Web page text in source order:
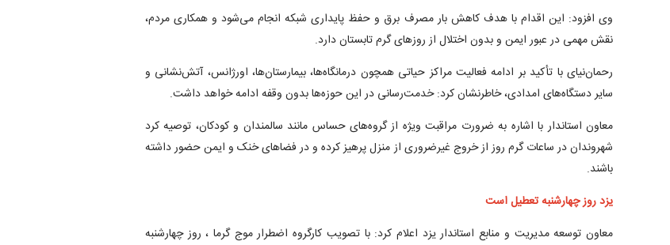
وی افزود: این اقدام با هدف کاهش بار مصرف برق و حفظ پایداری شبکه انجام می‌شود و همکاری مردم،
نقش مهمی در عبور ایمن و بدون اختلال از روزهای گرم تابستان دارد.
رحمان‌نیای با تأکید بر ادامه فعالیت مراکز حیاتی همچون درمانگاه‌ها، بیمارستان‌ها، اورژانس، آتش‌نشانی و
سایر دستگاه‌های امدادی، خاطرنشان کرد: خدمت‌رسانی در این حوزه‌ها بدون وقفه ادامه خواهد داشت.
معاون استاندار با اشاره به ضرورت مراقبت ویژه از گروه‌های حساس مانند سالمندان و کودکان، توصیه کرد
شهروندان در ساعات گرم روز از خروج غیرضروری از منزل پرهیز کرده و در فضاهای خنک و ایمن حضور داشته
باشند.
یزد روز چهارشنبه تعطیل است
معاون توسعه مدیریت و منابع استاندار یزد اعلام کرد: با تصویب کارگروه اضطرار موج گرما ، روز چهارشنبه